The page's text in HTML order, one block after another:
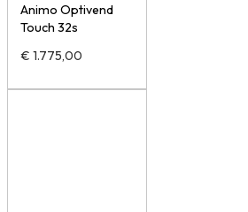
Animo Optivend
Touch 32s
€ 1.775,00